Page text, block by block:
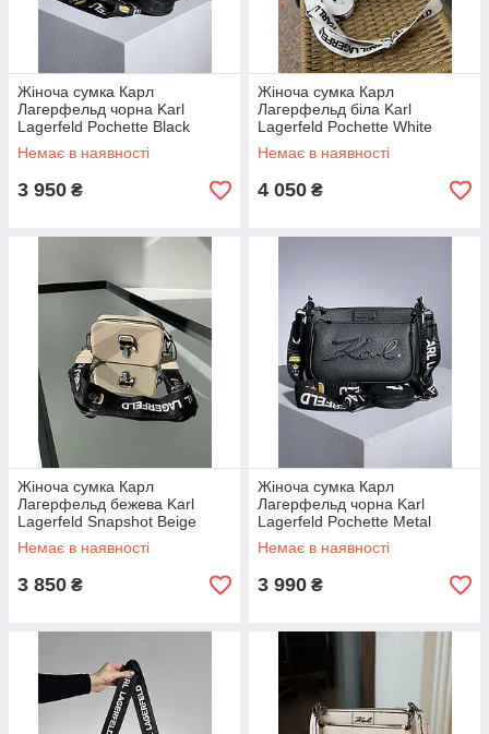
Жіноча сумка Карл
Лагерфельд чорна Karl
Lagerfeld Pochette Black
Немає в наявності
3 950 ₴
Жіноча сумка Карл
Лагерфельд біла Karl
Lagerfeld Pochette White
Немає в наявності
4 050 ₴
Жіноча сумка Карл
Лагерфельд бежева Karl
Lagerfeld Snapshot Beige
Немає в наявності
3 850 ₴
Жіноча сумка Карл
Лагерфельд чорна Karl
Lagerfeld Pochette Metal
Black
Немає в наявності
3 990 ₴